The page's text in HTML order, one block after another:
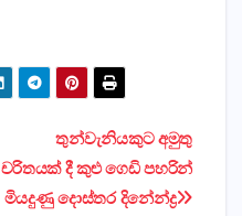
තුන්වැනියකුට අමුතු
චරිතයක්‌ දී කුළු ගෙඩි පහරින්
මියදුණු දොස්‌තර දිනේන්ද්‍ර